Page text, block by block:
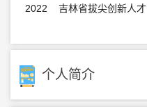
2022 吉林省拔尖创新人才
个人简介